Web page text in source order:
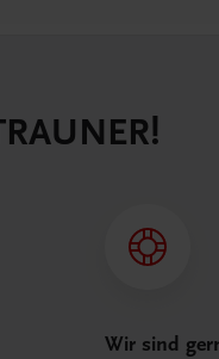
Wir sind